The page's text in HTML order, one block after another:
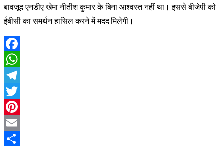
बावजूद एनडीए खेमा नीतीश कुमार के बिना आश्वस्त नहीं था। इससे बीजेपी को
ईबीसी का समर्थन हासिल करने में मदद मिलेगी।
Facebook
WhatsApp
Telegram
Twitter
Pinterest
Email